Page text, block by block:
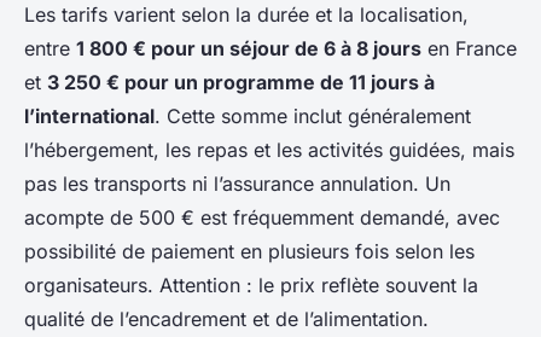
Les tarifs varient selon la durée et la localisation,
entre 1 800 € pour un séjour de 6 à 8 jours en France
et 3 250 € pour un programme de 11 jours à
l’international. Cette somme inclut généralement
l’hébergement, les repas et les activités guidées, mais
pas les transports ni l’assurance annulation. Un
acompte de 500 € est fréquemment demandé, avec
possibilité de paiement en plusieurs fois selon les
organisateurs. Attention : le prix reflète souvent la
qualité de l’encadrement et de l’alimentation.